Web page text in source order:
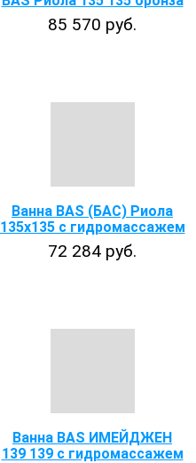
85 570 руб.
Ванна BAS (БАС) Риола
135х135 с гидромассажем
72 284 руб.
Ванна BAS ИМЕЙДЖЕН
139 139 с гидромассажем